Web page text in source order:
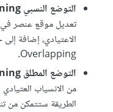
التوضع النسبي Relative positioning
تعديل موقع عنصر في
الاعتيادي، إضافة
Overlapping.
التوضع المطلق Absolute positioning
من الانسياب
الطريقة ستتمكن من